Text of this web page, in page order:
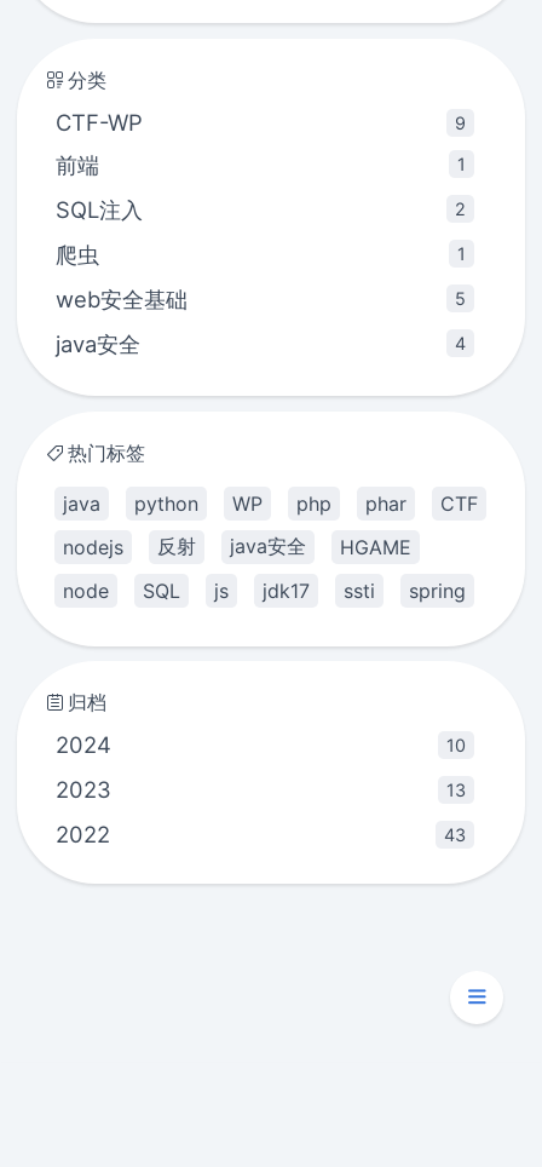
分类
CTF-WP 9
前端 1
SQL注入 2
爬虫 1
web安全基础 5
java安全 4
热门标签
java python WP php phar
CTF
nodejs
反射 java安全
HGAME
node
SQL js jdk17 ssti spring
归档
2024 10
2023 13
2022 43